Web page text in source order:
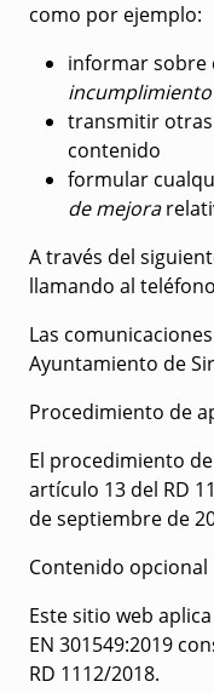
como por ejemplo:
informar sobre
incumplimiento
transmitir otras
contenido
formular
de mejora
A través del
llamando al
Las
Ayuntamiento de
Procedimiento de
El procedimiento
artículo 13 del RD
de septiembre de
Contenido opcional
Este sitio web
EN 301549:2019
RD 1112/2018.